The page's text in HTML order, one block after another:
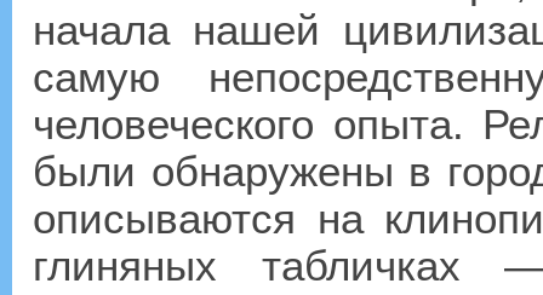
начала нашей
самую
человеческого опыта.
были обнаружены в
описываются на
глиняных табличках